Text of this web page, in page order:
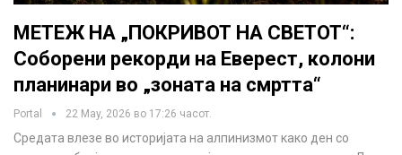
МЕТЕЖ НА „ПОКРИВОТ НА СВЕТОТ“:
Соборени рекорди на Еверест, колони
планинари во „зоната на смртта“
Portal 22 May, 2026 во 17:26 часот.
Средата влезе во историјата на алпинизмот како ден со